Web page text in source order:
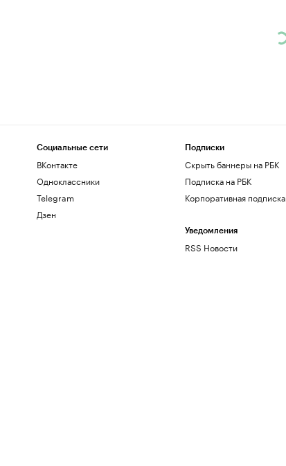
Социальные сети
ВКонтакте
Одноклассники
Telegram
Дзен
Подписки
Скрыть баннеры на РБК
Подписка на РБК
Корпоративная подписка
Уведомления
RSS Новости